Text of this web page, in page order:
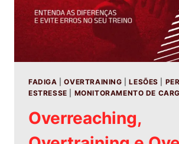
FADIGA |OVERTRAINING |LESÕES
ESTRESSE
MONITORAMENTO DE
Overreaching,